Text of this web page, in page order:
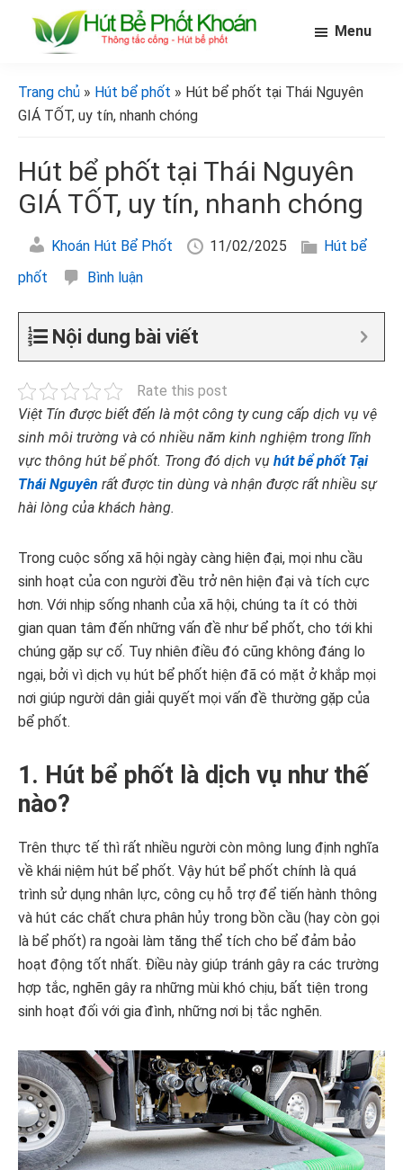
phốt
khoán]
bể
phốt
Menu
Trang chủ » Hút bể phốt » Hút bể phốt tại Thái Nguyên
GIÁ TỐT, uy tín, nhanh chóng
Hút bể phốt tại Thái Nguyên
GIÁ TỐT, uy tín, nhanh chóng
Khoán Hút Bể Phốt 11/02/2025
Hút bể
phốt
Bình luận
Nội dung bài viết
Rate this post
Việt Tín được biết đến là một công ty cung cấp dịch vụ vệ
sinh môi trường và có nhiều năm kinh nghiệm trong lĩnh
vực thông hút bể phốt. Trong đó dịch vụ hút bể phốt Tại
Thái Nguyên rất được tin dùng và nhận được rất nhiều sự
hài lòng của khách hàng.
Trong cuộc sống xã hội ngày càng hiện đại, mọi nhu cầu
sinh hoạt của con người đều trở nên hiện đại và tích cực
hơn. Với nhịp sống nhanh của xã hội, chúng ta ít có thời
gian quan tâm đến những vấn đề như bể phốt, cho tới khi
chúng gặp sự cố. Tuy nhiên điều đó cũng không đáng lo
ngại, bởi vì dịch vụ hút bể phốt hiện đã có mặt ở khắp mọi
nơi giúp người dân giải quyết mọi vấn đề thường gặp của
bể phốt.
1. Hút bể phốt là dịch vụ như thế
nào?
Trên thực tế thì rất nhiều người còn mông lung định nghĩa
về khái niệm hút bể phốt. Vậy hút bể phốt chính là quá
trình sử dụng nhân lực, công cụ hỗ trợ để tiến hành thông
và hút các chất chưa phân hủy trong bồn cầu (hay còn gọi
là bể phốt) ra ngoài làm tăng thể tích cho bể đảm bảo
hoạt động tốt nhất. Điều này giúp tránh gây ra các trường
hợp tắc, nghẽn gây ra những mùi khó chịu, bất tiện trong
sinh hoạt đối với gia đình, những nơi bị tắc nghẽn.